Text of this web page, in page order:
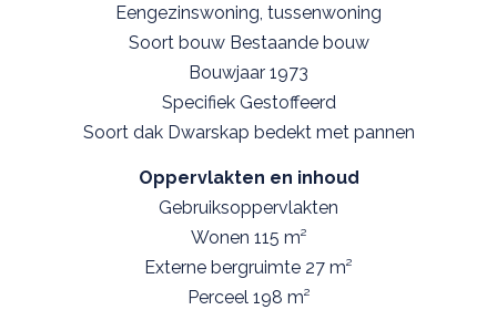
Eengezinswoning, tussenwoning
Soort bouw Bestaande bouw
Bouwjaar 1973
Specifiek Gestoffeerd
Soort dak Dwarskap bedekt met pannen
Oppervlakten en inhoud
Gebruiksoppervlakten
Wonen 115 m²
Externe bergruimte 27 m²
Perceel 198 m²